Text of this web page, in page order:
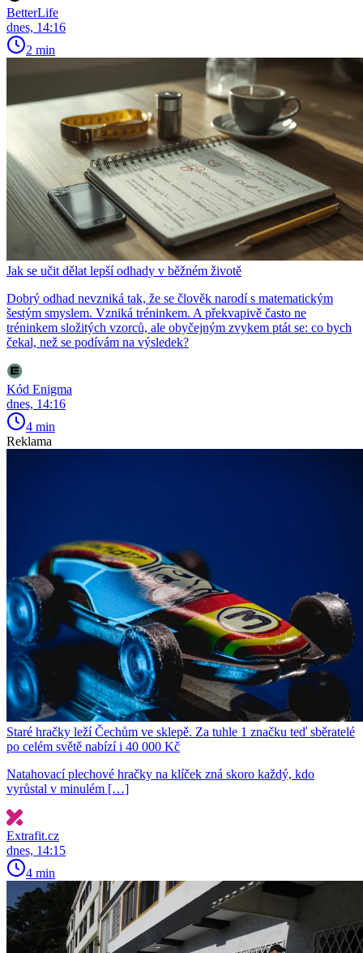
BetterLife
dnes, 14:16
2 min
Jak se učit dělat lepší odhady v běžném životě
Dobrý odhad nevzniká tak, že se člověk narodí s matematickým
šestým smyslem. Vzniká tréninkem. A překvapivě často ne
tréninkem složitých vzorců, ale obyčejným zvykem ptát se: co bych
čekal, než se podívám na výsledek?
Kód Enigma
dnes, 14:16
4 min
Reklama
Staré hračky leží Čechům ve sklepě. Za tuhle 1 značku teď sběratelé
po celém světě nabízí i 40 000 Kč
Natahovací plechové hračky na klíček zná skoro každý, kdo
vyrůstal v minulém […]
Extrafit.cz
dnes, 14:15
4 min